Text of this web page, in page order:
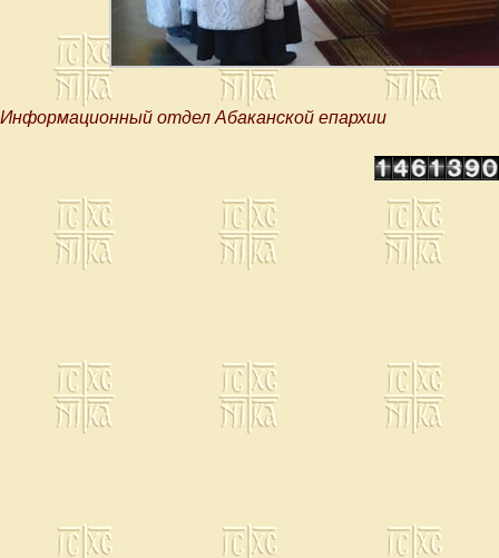
Информационный отдел Абаканской епархии